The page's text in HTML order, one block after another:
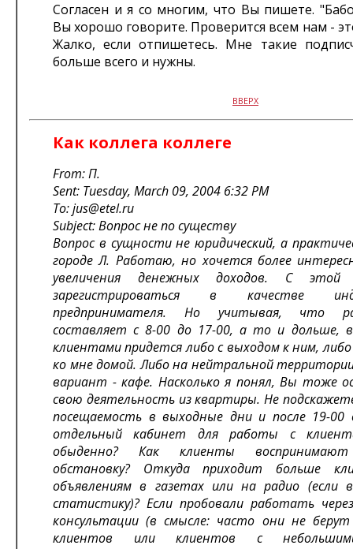
Согласен и я со многим, что Вы пишете.
Вы хорошо говорите. Проверится всем нам -
Жалко, если отпишетесь. Мне такие
больше всего и нужны.
ВВЕРХ
Как коллега коллеге
From: П.
Sent: Tuesday, March 09, 2004 6:32 PM
To: jus@etel.ru
Subject: Вопрос не по существу
Вопрос в сущности не юридический, а
городе Л. Работаю, но хочется более
увеличения денежных доходов. С этой
зарегистрироваться в качестве
предпринимателя. Но учитывая, что
составляет с 8-00 до 17-00, а то и дольше,
клиентами придется либо с выходом к ним,
ко мне домой. Либо на нейтральной
вариант - кафе. Насколько я понял, Вы тоже
свою деятельность из квартиры. Не
посещаемость в выходные дни и после 19-00
отдельный кабинет для работы с
обыденно? Как клиенты
обстановку? Откуда приходит больше
объявлениям в газетах или на радио (если
статистику)? Если пробовали работать
консультации (в смысле: часто они не
клиентов или клиентов с